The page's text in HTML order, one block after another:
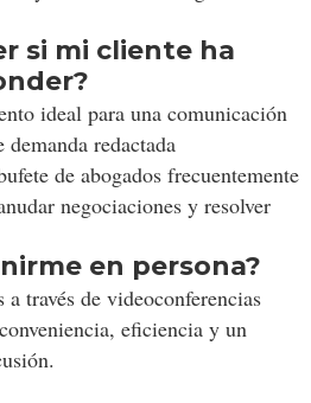
si mi cliente ha
ideal para una comunicación
redactada
de abogados frecuentemente
negociaciones y resolver
en persona?
través de videoconferencias
eficiencia y un